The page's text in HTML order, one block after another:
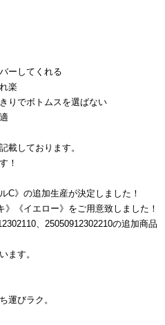
ーしてくれる
楽
りでボトムスを選ばない
載しております。
！
C》の追加生産が決定しました！
《イエロー》をご用意致しました！
、25050912302210の追加商品
ます。
運びラク。